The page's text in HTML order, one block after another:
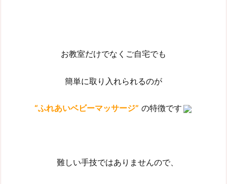
お教室だけでなくご自宅でも
簡単に取り入れられるのが
“ふれあいベビーマッサージ” の特徴です
難しい手技ではありませんので、